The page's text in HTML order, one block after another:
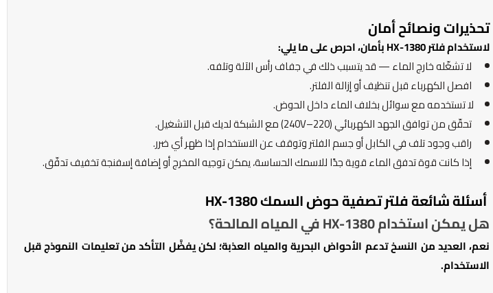
تحذيرات ونصائح أمان
لاستخدام فلتر HX-1380 بأمان، احرص على ما يلي:
لا تشغّله خارج الماء — قد يتسبب ذلك في جفاف رأس الآلة وتلفه.
افصل الكهرباء قبل تنظيف أو إزالة الفلتر.
لا تستخدمه مع سوائل بخلاف الماء داخل الحوض.
تحقّق من توافق الجهد الكهربائي (220–240V) مع الشبكة لديك قبل التشغيل.
راقب وجود تلف في الكابل أو جسم الفلتر وتوقف عن الاستخدام إذا ظهر أي ضرر.
إذا كانت قوة تدفق الماء قوية جدًا للاسمك الحساسة، يمكن توجيه المخرج أو إضافة إسفنجة تخفيف تدفّق.
أسئلة شائعة فلتر تصفية حوض السمك HX-1380
هل يمكن استخدام HX-1380 في المياه المالحة؟
نعم، العديد من النسخ تدعم الأحواض البحرية والمياه العذبة؛ لكن يفضَّل التأكد من تعليمات النموذج قبل
الاستخدام.